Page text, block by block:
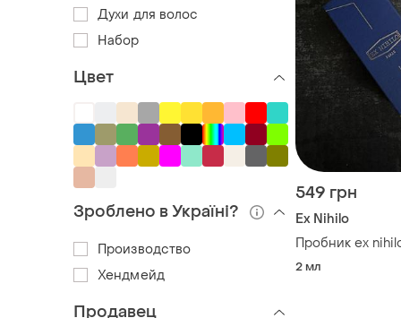
549 грн
Ex Nihilo
Пробник ex
2 мл
Духи для волос
Набор
Цвет
Зроблено в Україні?
Производство
Хендмейд
Продавец